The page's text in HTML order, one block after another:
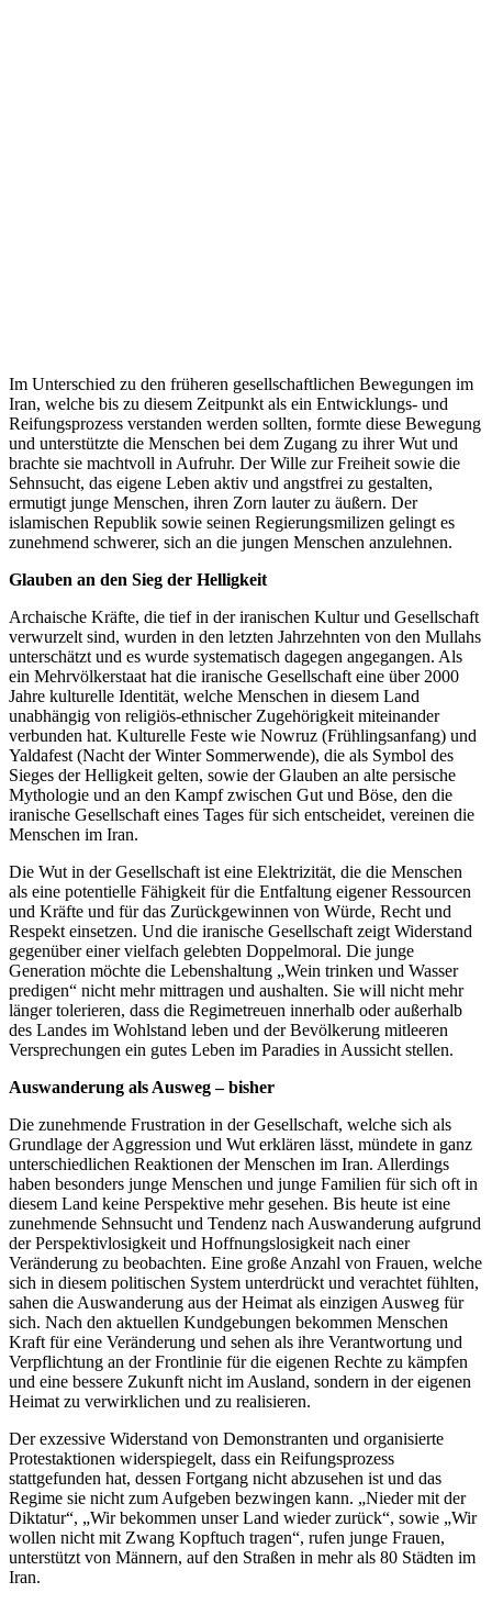
Im Unterschied zu den früheren gesellschaftlichen Bewegungen im
Iran, welche bis zu diesem Zeitpunkt als ein Entwicklungs- und
Reifungsprozess verstanden werden sollten, formte diese Bewegung
und unterstützte die Menschen bei dem Zugang zu ihrer Wut und
brachte sie machtvoll in Aufruhr. Der Wille zur Freiheit sowie die
Sehnsucht, das eigene Leben aktiv und angstfrei zu gestalten,
ermutigt junge Menschen, ihren Zorn lauter zu äußern. Der
islamischen Republik sowie seinen Regierungsmilizen gelingt es
zunehmend schwerer, sich an die jungen Menschen anzulehnen.
Glauben an den Sieg der Helligkeit
Archaische Kräfte, die tief in der iranischen Kultur und Gesellschaft
verwurzelt sind, wurden in den letzten Jahrzehnten von den Mullahs
unterschätzt und es wurde systematisch dagegen angegangen. Als
ein Mehrvölkerstaat hat die iranische Gesellschaft eine über 2000
Jahre kulturelle Identität, welche Menschen in diesem Land
unabhängig von religiös-ethnischer Zugehörigkeit miteinander
verbunden hat. Kulturelle Feste wie Nowruz (Frühlingsanfang) und
Yaldafest (Nacht der Winter Sommerwende), die als Symbol des
Sieges der Helligkeit gelten, sowie der Glauben an alte persische
Mythologie und an den Kampf zwischen Gut und Böse, den die
iranische Gesellschaft eines Tages für sich entscheidet, vereinen die
Menschen im Iran.
Die Wut in der Gesellschaft ist eine Elektrizität, die die Menschen
als eine potentielle Fähigkeit für die Entfaltung eigener Ressourcen
und Kräfte und für das Zurückgewinnen von Würde, Recht und
Respekt einsetzen. Und die iranische Gesellschaft zeigt Widerstand
gegenüber einer vielfach gelebten Doppelmoral. Die junge
Generation möchte die Lebenshaltung „Wein trinken und Wasser
predigen“ nicht mehr mittragen und aushalten. Sie will nicht mehr
länger tolerieren, dass die Regimetreuen innerhalb oder außerhalb
des Landes im Wohlstand leben und der Bevölkerung mitleeren
Versprechungen ein gutes Leben im Paradies in Aussicht stellen.
Auswanderung als Ausweg – bisher
Die zunehmende Frustration in der Gesellschaft, welche sich als
Grundlage der Aggression und Wut erklären lässt, mündete in ganz
unterschiedlichen Reaktionen der Menschen im Iran. Allerdings
haben besonders junge Menschen und junge Familien für sich oft in
diesem Land keine Perspektive mehr gesehen. Bis heute ist eine
zunehmende Sehnsucht und Tendenz nach Auswanderung aufgrund
der Perspektivlosigkeit und Hoffnungslosigkeit nach einer
Veränderung zu beobachten. Eine große Anzahl von Frauen, welche
sich in diesem politischen System unterdrückt und verachtet fühlten,
sahen die Auswanderung aus der Heimat als einzigen Ausweg für
sich. Nach den aktuellen Kundgebungen bekommen Menschen
Kraft für eine Veränderung und sehen als ihre Verantwortung und
Verpflichtung an der Frontlinie für die eigenen Rechte zu kämpfen
und eine bessere Zukunft nicht im Ausland, sondern in der eigenen
Heimat zu verwirklichen und zu realisieren.
Der exzessive Widerstand von Demonstranten und organisierte
Protestaktionen widerspiegelt, dass ein Reifungsprozess
stattgefunden hat, dessen Fortgang nicht abzusehen ist und das
Regime sie nicht zum Aufgeben bezwingen kann. „Nieder mit der
Diktatur“, „Wir bekommen unser Land wieder zurück“, sowie „Wir
wollen nicht mit Zwang Kopftuch tragen“, rufen junge Frauen,
unterstützt von Männern, auf den Straßen in mehr als 80 Städten im
Iran.